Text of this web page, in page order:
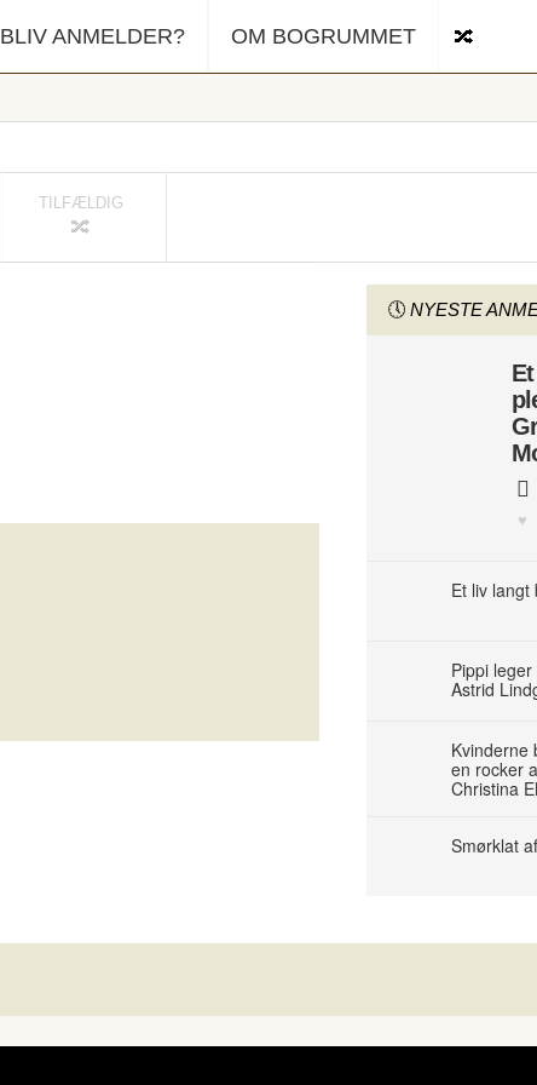
BLIV ANMELDER? OM BOGRUMMET
TILFÆLDIG
NYESTE
Et liv langt
Pippi
Astrid
Kvinderne
en rocker
Christina
Smørklat